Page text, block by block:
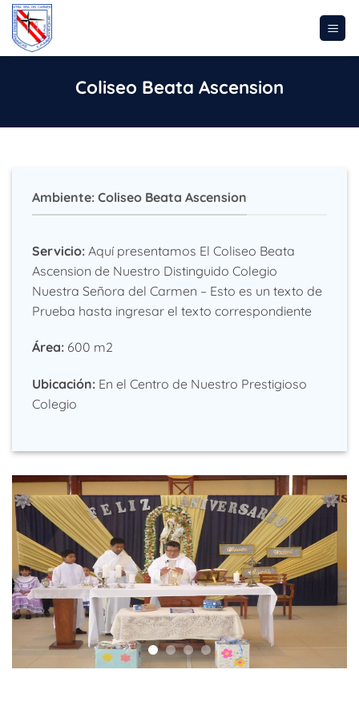
Saltar
contenido
Coliseo Beata Ascension
Ambiente: Coliseo Beata Ascension
Servicio: Aquí presentamos El Coliseo Beata
Ascension de Nuestro Distinguido Colegio
Nuestra Señora del Carmen – Esto es un texto de
Prueba hasta ingresar el texto correspondiente
Área: 600 m2
Ubicación: En el Centro de Nuestro Prestigioso
Colegio